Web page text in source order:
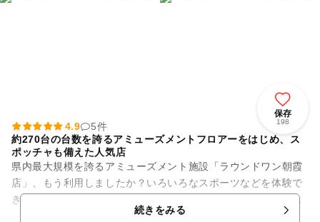
保存
198
4.9
5件
約270台の台数を誇るアミューズメントフロアーをはじめ、ス
ポッチャも備えた人気店
県内最大規模を誇るアミューズメント施設「ラウンドワン朝霞
店」、もう利用しましたか？いろいろなスポーツなどを体験で
き、幅広い世代から人気のスポッチャを備え、いつも多くのお
客さんで賑わっています。大...続きをみる